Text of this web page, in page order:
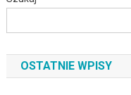
OSTATNIE WPISY